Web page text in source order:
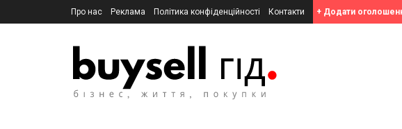
Про нас Реклама Політика конфіденційності Контакти + Додати